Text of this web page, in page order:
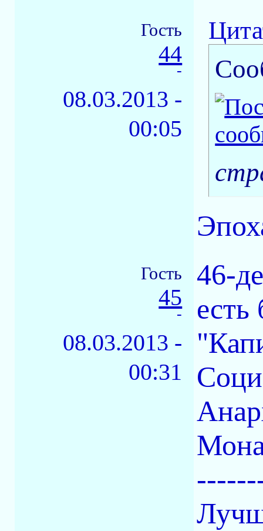
Гость
44
-
08.03.2013 -
00:05
Гость
45
-
08.03.2013 -
00:31
46-
есть